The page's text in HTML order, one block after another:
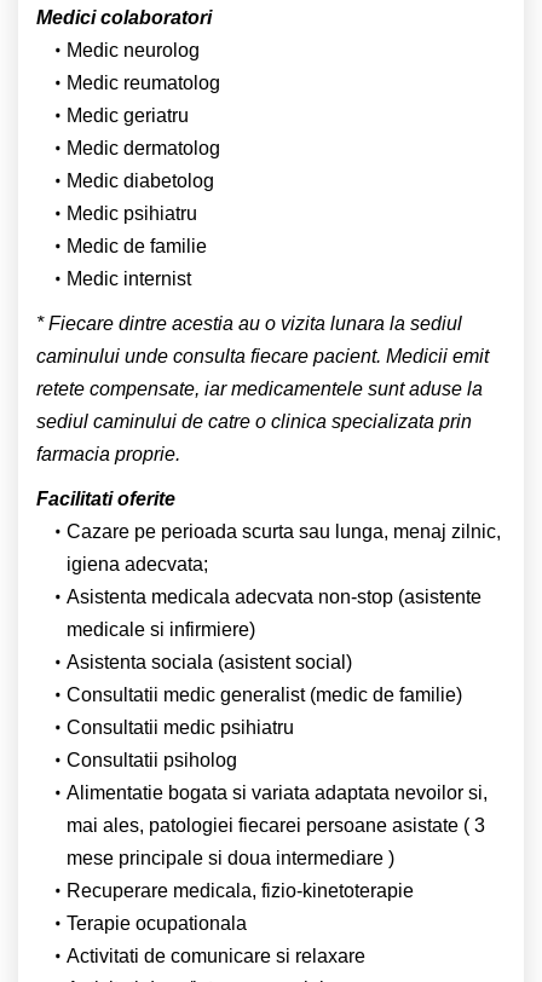
Medici colaboratori
Medic neurolog
Medic reumatolog
Medic geriatru
Medic dermatolog
Medic diabetolog
Medic psihiatru
Medic de familie
Medic internist
* Fiecare dintre acestia au o vizita lunara la sediul
caminului unde consulta fiecare pacient. Medicii emit
retete compensate, iar medicamentele sunt aduse la
sediul caminului de catre o clinica specializata prin
farmacia proprie.
Facilitati oferite
Cazare pe perioada scurta sau lunga, menaj zilnic,
igiena adecvata;
Asistenta medicala adecvata non-stop (asistente
medicale si infirmiere)
Asistenta sociala (asistent social)
Consultatii medic generalist (medic de familie)
Consultatii medic psihiatru
Consultatii psiholog
Alimentatie bogata si variata adaptata nevoilor si,
mai ales, patologiei fiecarei persoane asistate ( 3
mese principale si doua intermediare )
Recuperare medicala, fizio-kinetoterapie
Terapie ocupationala
Activitati de comunicare si relaxare